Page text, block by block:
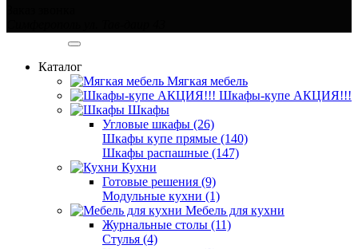
Каталог
Мягкая мебель
Шкафы-купе АКЦИЯ!!!
Шкафы
Угловые шкафы (26)
Шкафы купе прямые (140)
Шкафы распашные (147)
Кухни
Готовые решения (9)
Модульные кухни (1)
Мебель для кухни
Журнальные столы (11)
Стулья (4)